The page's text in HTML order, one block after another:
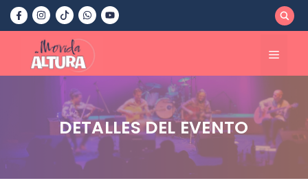
Saltar
contenido
Menú
DETALLES DEL EVENTO